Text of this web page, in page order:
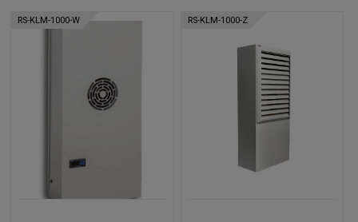
RS-KLM-1000-W RS-KLM-1000-Z